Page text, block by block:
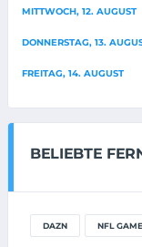
MITTWOCH, 12. AUGUST
DONNERSTAG, 13.
FREITAG, 14. AUGUST
BELIEBTE
DAZN NFL